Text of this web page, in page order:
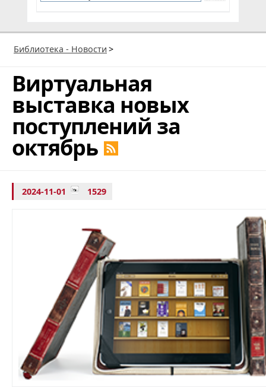
Библиотека - Новости >
Виртуальная
выставка новых
поступлений за
октябрь
2024-11-01 1529